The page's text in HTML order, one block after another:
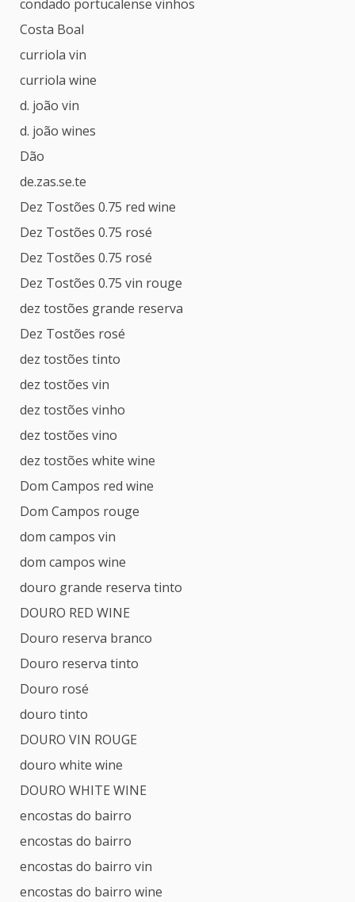
condado portucalense vinhos
Costa Boal
curriola vin
curriola wine
d. joão vin
d. joão wines
Dão
de.zas.se.te
Dez Tostões 0.75 red wine
Dez Tostões 0.75 rosé
Dez Tostões 0.75 rosé
Dez Tostões 0.75 vin rouge
dez tostões grande reserva
Dez Tostões rosé
dez tostões tinto
dez tostões vin
dez tostões vinho
dez tostões vino
dez tostões white wine
Dom Campos red wine
Dom Campos rouge
dom campos vin
dom campos wine
douro grande reserva tinto
DOURO RED WINE
Douro reserva branco
Douro reserva tinto
Douro rosé
douro tinto
DOURO VIN ROUGE
douro white wine
DOURO WHITE WINE
encostas do bairro
encostas do bairro
encostas do bairro vin
encostas do bairro wine